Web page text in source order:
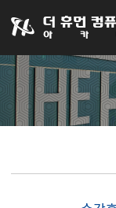
031-252-
아카데미소개
인사말
오시는길